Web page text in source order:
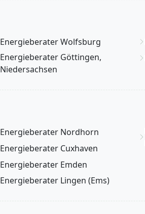
Energieberater Wolfsburg
Energieberater Göttingen,
Niedersachsen
Energieberater Nordhorn
Energieberater Cuxhaven
Energieberater Emden
Energieberater Lingen (Ems)